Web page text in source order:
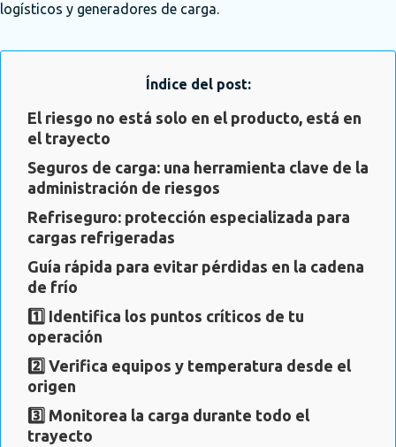
logísticos y generadores de carga.
Índice del post:
El riesgo no está solo en el producto, está en
el trayecto
Seguros de carga: una herramienta clave de la
administración de riesgos
Refriseguro: protección especializada para
cargas refrigeradas
Guía rápida para evitar pérdidas en la cadena
de frío
1️⃣ Identifica los puntos críticos de tu
operación
2️⃣ Verifica equipos y temperatura desde el
origen
3️⃣ Monitorea la carga durante todo el
trayecto